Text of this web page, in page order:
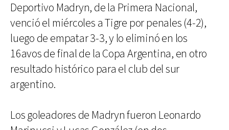
Deportivo Madryn, de la Primera Nacional,
venció el miércoles a Tigre por penales (4-2),
luego de empatar 3-3, y lo eliminó en los
16avos de final de la Copa Argentina, en otro
resultado histórico para el club del sur
argentino.
Los goleadores de Madryn fueron Leonardo